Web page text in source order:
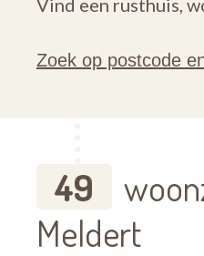
Vind een rusthuis,
Zoek op postcode
49
Meldert